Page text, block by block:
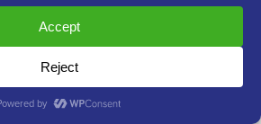
önemli detayı bile atlamadan
şekilde yakalamışsınız. Bu
gerçekten çok